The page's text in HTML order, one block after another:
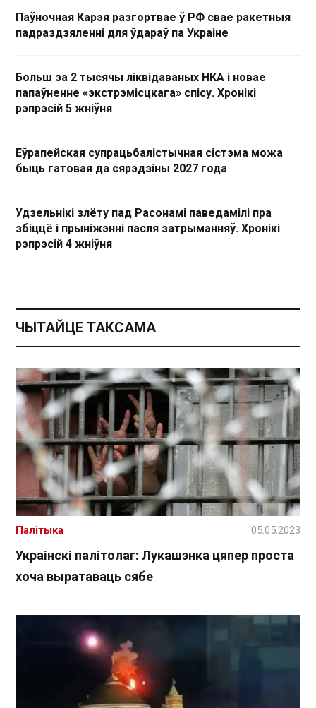
Паўночная Карэя разгортвае ў РФ свае ракетныя
падраздзяленні для ўдараў па Украіне
Больш за 2 тысячы ліквідаваных НКА і новае
папаўненне «экстрэмісцкага» спісу. Хронікі
рэпрэсій 5 жніўня
Еўрапейская супрацьбалістычная сістэма можа
быць гатовая да сярэдзіны 2027 года
Удзельнікі злёту пад Расонамі паведамілі пра
збіццё і прыніжэнні пасля затрыманняў. Хронікі
рэпрэсій 4 жніўня
ЧЫТАЙЦЕ ТАКСАМА
Украінскі палітолаг: Лукашэнка цяпер проста
хоча выратаваць сябе
Палітыка 05.05.2023